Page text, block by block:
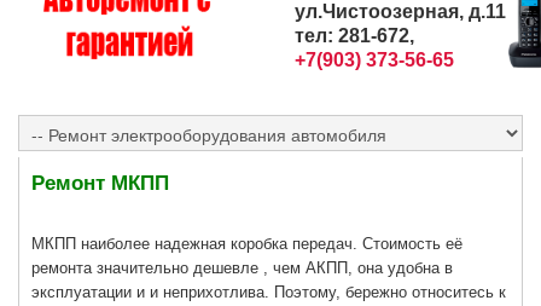
ул.Чистоозерная, д.11
тел: 281-672,
+7(903) 373-56-65
Ремонт МКПП
МКПП наиболее надежная коробка передач. Стоимость её
ремонта значительно дешевле , чем АКПП, она удобна в
эксплуатации и и неприхотлива. Поэтому, бережно относитесь к